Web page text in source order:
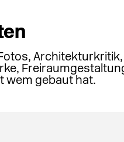
wem gebaut hat.